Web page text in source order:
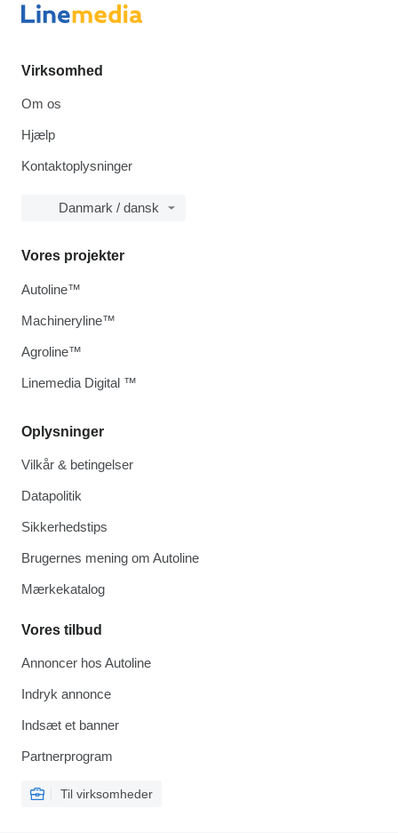
Virksomhed
Om os
Hjælp
Kontaktoplysninger
Danmark / dansk
Oplysninger
Vilkår & betingelser
Datapolitik
Sikkerhedstips
Brugernes mening om Autoline
Mærkekatalog
Vores tilbud
Annoncer hos Autoline
Indryk annonce
Indsæt et banner
Partnerprogram
Til virksomheder
Vores projekter
Autoline™
Machineryline™
Agroline™
Linemedia Digital ™